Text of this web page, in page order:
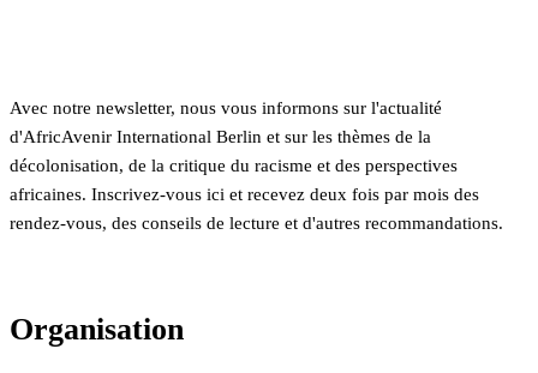
Avec notre newsletter, nous vous informons sur l'actualité
d'AfricAvenir International Berlin et sur les thèmes de la
décolonisation, de la critique du racisme et des perspectives
africaines. Inscrivez-vous ici et recevez deux fois par mois des
rendez-vous, des conseils de lecture et d'autres recommandations.
Organisation